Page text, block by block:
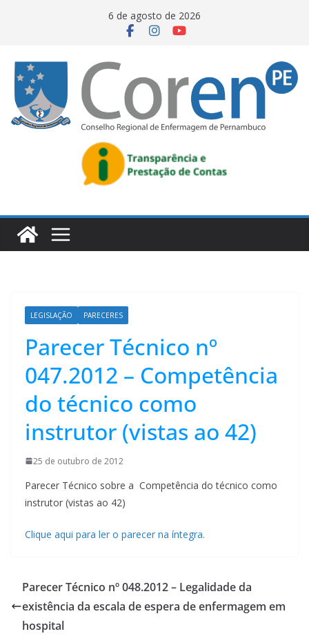
6 de agosto de 2026
LEGISLAÇÃO PARECERES
Parecer Técnico nº
047.2012 – Competência
do técnico como
instrutor (vistas ao 42)
25 de outubro de 2012
Parecer Técnico sobre a Competência do técnico como
instrutor (vistas ao 42)
Clique aqui para ler o parecer na íntegra.
Parecer Técnico nº 048.2012 – Legalidade da
existência da escala de espera de enfermagem em
hospital